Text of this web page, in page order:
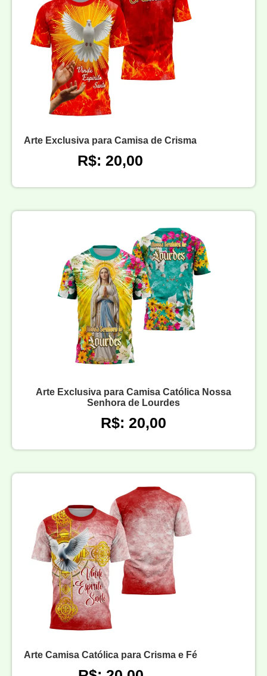
Arte Exclusiva para Camisa de Crisma
R$: 20,00
Arte Exclusiva para Camisa Católica Nossa
Senhora de Lourdes
R$: 20,00
Arte Camisa Católica para Crisma e Fé